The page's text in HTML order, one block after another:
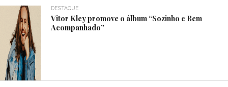
DESTAQUE
Vitor Kley promove o álbum “Sozinho e Bem
Acompanhado”